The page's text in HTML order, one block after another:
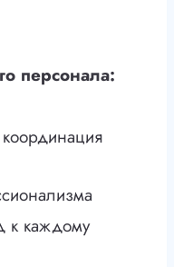
персонала:
к каждому